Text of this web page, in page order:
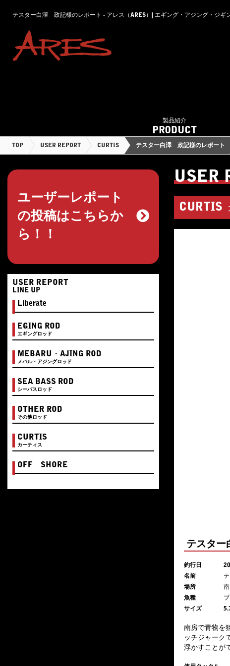
テスター白澤 政記様のレポート - アレス（ARES）| エギング・アジング・ジ
製品紹介
PRODUCT
TOP USER REPORT CURTIS テスター白澤 政記様のレポート
ユーザーレポート
の投稿はこちらか
ら！！
USER REPORT
LINE UP
Liberate
EGING ROD
エギングロッド
MEBARU・AJING ROD
メバル・アジングロッド
SEA BASS ROD
シーバスロッド
OTHER ROD
その他ロッド
CURTIS
カーティス
OFF SHORE
USER
CURTIS
テスタ
釣行日
名前
場所
魚種
サイズ
南房で青物を
ッチジャーク
浮かすことが